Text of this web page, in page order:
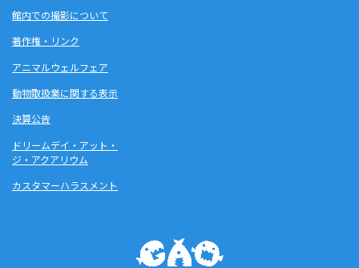
館内での撮影について
著作権・リンク
アニマルウェルフェア
動物取扱業に関する表示
決算公告
ドリームデイ・アット・
ジ・アクアリウム
カスタマーハラスメント